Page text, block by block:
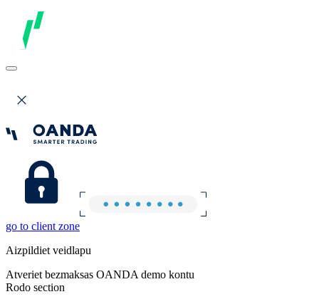
go to client zone
Aizpildiet veidlapu
Atveriet bezmaksas OANDA demo kontu
Rodo section